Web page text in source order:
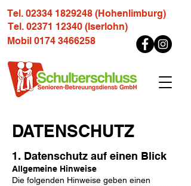
Tel. 02334 1829248 (Hohenlimburg)
Tel. 02371 12340 (Iserlohn)
Mobil 0174 3466258
DATENSCHUTZ
1. Datenschutz auf einen Blick
Allgemeine Hinweise
Die folgenden Hinweise geben einen